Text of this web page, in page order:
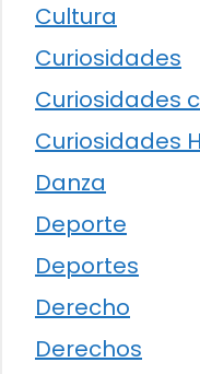
Cultura
Curiosidades
Curiosidades
Curiosidades
Danza
Deporte
Deportes
Derecho
Derechos